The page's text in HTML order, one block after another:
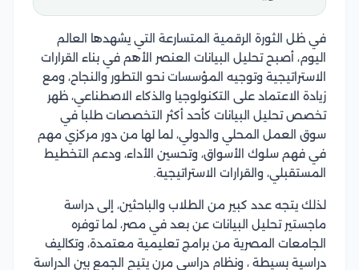
في ظل الثورة الرقمية المتسارعة التي يشهدها العالم
اليوم، أصبح تحليل البيانات العنصر الأهم في بناء القرارات
الاستراتيجية وتوجيه المؤسسات نحو التطور والنجاح، ومع
زيادة الاعتماد على التكنولوجيا والذكاء الاصطناعي، ظهر
تخصص تحليل البيانات كأحد أكثر التخصصات طلبا في
سوق العمل المحلي والدولي، لما لها من دور مركزي مهم
في فهم سلوك الأسواق، وتحسين الأداء، ودعم التخطيط
المستقبلي، والقرارات الاستراتيجية.
لذلك يتجه عدد كبير من الطلاب والباحثين، إلى دراسة
ماجستير تحليل البيانات عن بعد في مصر، لما توفره
الجامعات المصرية من برامج تعليمية معتمدة، وتكاليف
دراسية بسيطة ، ونظام دراسي مرن يتيح الجمع بين الدراسة